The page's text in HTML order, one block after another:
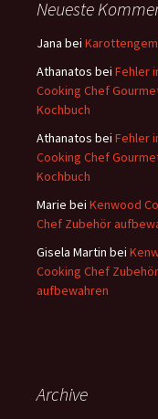
n
a
h
:
Neueste
Jana bei
Athanatos bei Fehler
Cooking Chef
Kochbuch
Athanatos bei Fehler
Cooking Chef
Kochbuch
Marie bei Kenwood
Chef Zubehör
Gisela Martin bei
Cooking Chef Zubehör
aufbewahren
Archive